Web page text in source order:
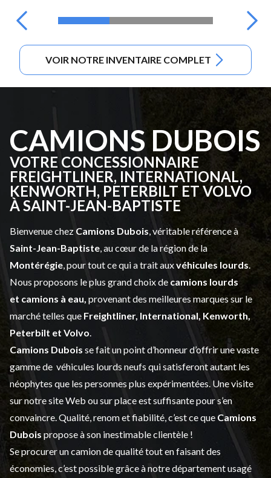
VOIR NOTRE INVENTAIRE COMPLET
CAMIONS DUBOIS
VOTRE CONCESSIONNAIRE
FREIGHTLINER, INTERNATIONAL,
KENWORTH, PETERBILT ET VOLVO
À SAINT-JEAN-BAPTISTE
Bienvenue chez Camions Dubois , véritable référence à
Saint-Jean-Baptiste , au cœur de la région de la
Montérégie , pour tout ce qui a trait auxvéhicules lourds
Nous proposons le plus grand choix de camions lourds
et camions à eau, provenant des meilleures marques sur le
marché telles que Freightliner, International, Kenworth,
Peterbilt et Volvo
Camions Dubois se fait un point d’honneur d’offrir une vaste
gamme de véhicules lourds neufs qui satisferont autant les
néophytes que les personnes plus expérimentées. Une visite
sur notre site Web ou sur place est suffisante pour s’en
convaincre. Qualité, renom et fiabilité, c’est ce que Camions
Dubois propose à son inestimable clientèle !
Se procurer un camion de qualité tout en faisant des
économies, c’est possible grâce à notredépartement usagé